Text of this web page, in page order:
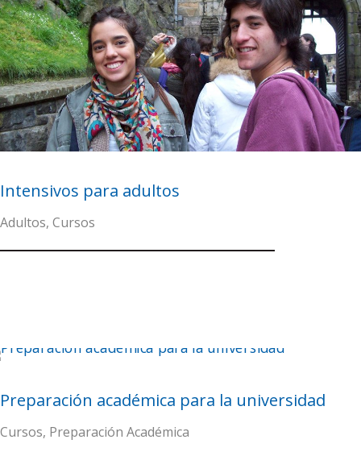
Intensivos para adultos
Adultos, Cursos
Preparación académica para la universidad
Cursos, Preparación Académica